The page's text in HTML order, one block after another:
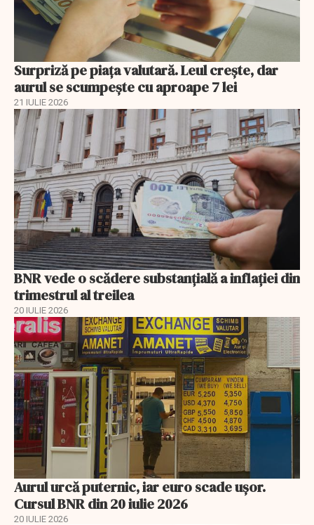
Surpriză pe piața valutară. Leul crește, dar
aurul se scumpește cu aproape 7 lei
21 IULIE 2026
BNR vede o scădere substanţială a inflaţiei din
trimestrul al treilea
20 IULIE 2026
Aurul urcă puternic, iar euro scade ușor.
Cursul BNR din 20 iulie 2026
20 IULIE 2026